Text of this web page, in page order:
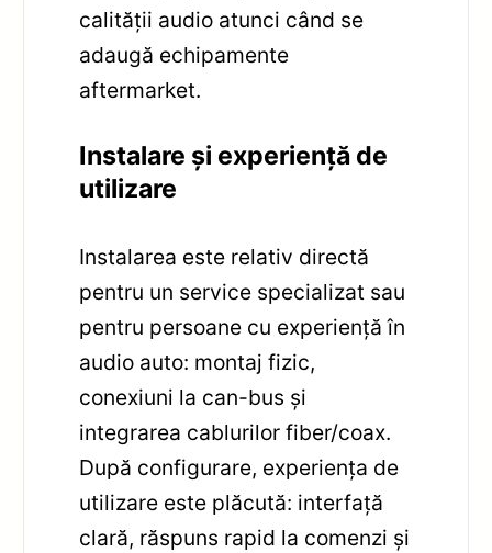
calității audio atunci când se
adaugă echipamente
aftermarket.
Instalare și experiență de
utilizare
Instalarea este relativ directă
pentru un service specializat sau
pentru persoane cu experiență în
audio auto: montaj fizic,
conexiuni la can-bus și
integrarea cablurilor fiber/coax.
După configurare, experiența de
utilizare este plăcută: interfață
clară, răspuns rapid la comenzi și